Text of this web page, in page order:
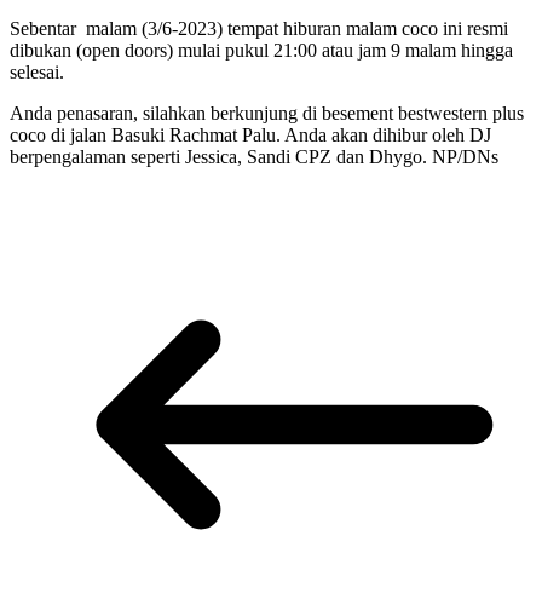
Sebentar malam (3/6-2023) tempat hiburan malam coco ini resmi
dibukan (open doors) mulai pukul 21:00 atau jam 9 malam hingga
selesai.
Anda penasaran, silahkan berkunjung di besement bestwestern plus
coco di jalan Basuki Rachmat Palu. Anda akan dihibur oleh DJ
berpengalaman seperti Jessica, Sandi CPZ dan Dhygo. NP/DNs